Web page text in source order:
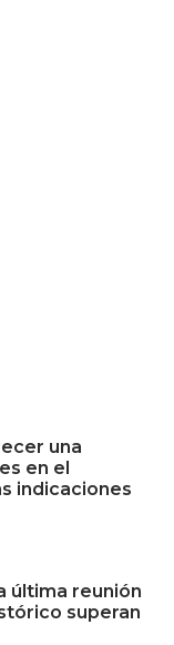
una
en el
indicaciones
última reunión
superan